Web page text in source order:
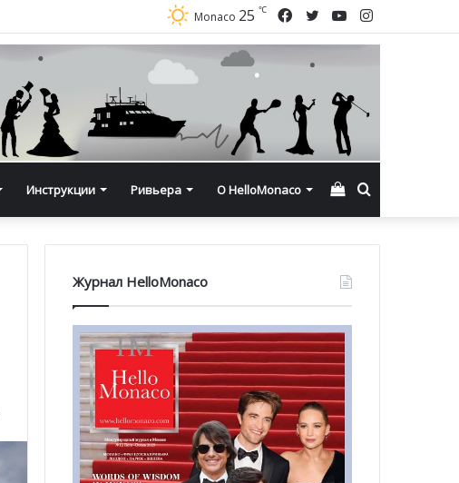
Instagram
YouTube
Twitter
Facebook
Monaco 25 ℃
Инструкции Ривьера О HelloMonaco Смотреть
корзину
Журнал HelloMonaco